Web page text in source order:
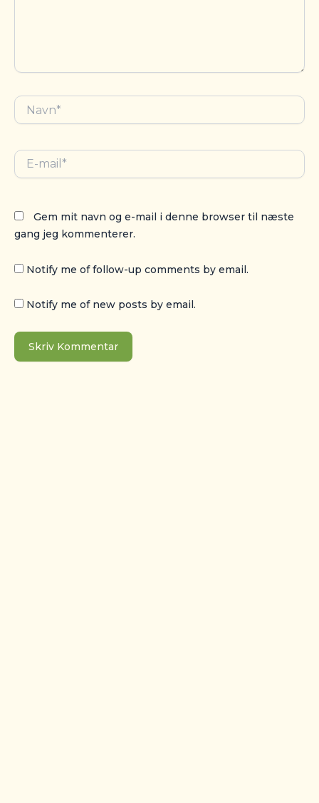
Navn*
E-
mail*
Gem mit navn og e-mail i denne browser til næste
gang jeg kommenterer.
Notify me of follow-up comments by email.
Notify me of new posts by email.